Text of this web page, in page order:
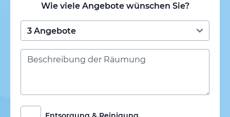
Wie viele Angebote wünschen Sie?